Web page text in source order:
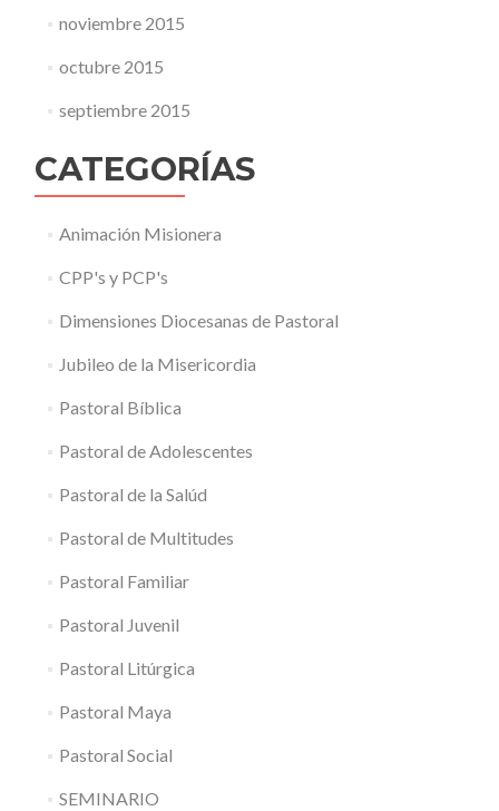
noviembre 2015
octubre 2015
septiembre 2015
CATEGORÍAS
Animación Misionera
CPP's y PCP's
Dimensiones Diocesanas de Pastoral
Jubileo de la Misericordia
Pastoral Bíblica
Pastoral de Adolescentes
Pastoral de la Salúd
Pastoral de Multitudes
Pastoral Familiar
Pastoral Juvenil
Pastoral Litúrgica
Pastoral Maya
Pastoral Social
SEMINARIO